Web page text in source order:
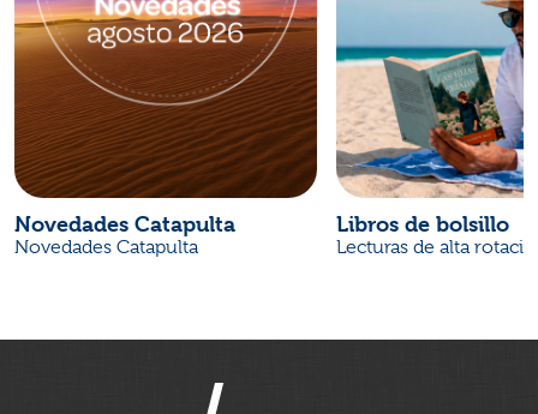
Novedades Catapulta
Novedades Catapulta
Libros de bolsillo
Lecturas de alta